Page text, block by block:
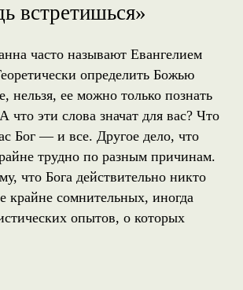
встретишься»
часто называют Евангелием
определить Божью
нельзя, ее можно только познать
что эти слова значат для вас? Что
Бог — и все. Другое дело, что
трудно по разным причинам.
что Бога действительно никто
крайне сомнительных, иногда
опытов, о которых